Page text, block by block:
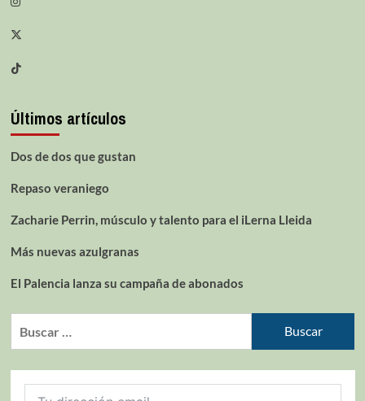
Últimos artículos
Dos de dos que gustan
Repaso veraniego
Zacharie Perrin, músculo y talento para el iLerna Lleida
Más nuevas azulgranas
El Palencia lanza su campaña de abonados